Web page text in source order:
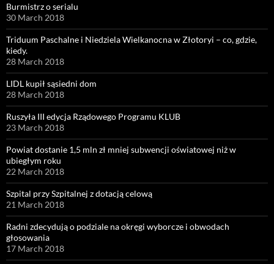
Burmistrz o serialu
30 March 2018
Triduum Paschalne i Niedziela Wielkanocna w Złotoryi – co, gdzie,
kiedy.
28 March 2018
LIDL kupił sąsiedni dom
28 March 2018
Ruszyła III edycja Rządowego Programu KLUB
23 March 2018
Powiat dostanie 1,5 mln zł mniej subwencji oświatowej niż w
ubiegłym roku
22 March 2018
Szpital przy Szpitalnej z dotacją celową
21 March 2018
Radni zdecydują o podziale na okręgi wyborcze i obwodach
głosowania
17 March 2018